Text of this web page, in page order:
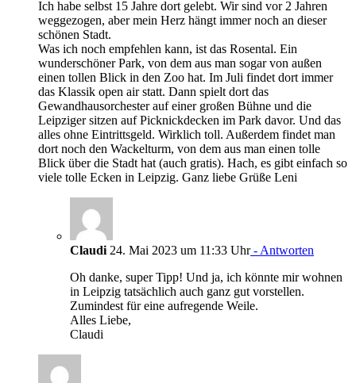
Ich habe selbst 15 Jahre dort gelebt. Wir sind vor 2 Jahren
weggezogen, aber mein Herz hängt immer noch an dieser
schönen Stadt.
Was ich noch empfehlen kann, ist das Rosental. Ein
wunderschöner Park, von dem aus man sogar von außen
einen tollen Blick in den Zoo hat. Im Juli findet dort immer
das Klassik open air statt. Dann spielt dort das
Gewandhausorchester auf einer großen Bühne und die
Leipziger sitzen auf Picknickdecken im Park davor. Und das
alles ohne Eintrittsgeld. Wirklich toll. Außerdem findet man
dort noch den Wackelturm, von dem aus man einen tolle
Blick über die Stadt hat (auch gratis). Hach, es gibt einfach so
viele tolle Ecken in Leipzig. Ganz liebe Grüße Leni
Claudi 24. Mai 2023 um 11:33 Uhr- Antworten
Oh danke, super Tipp! Und ja, ich könnte mir wohnen
in Leipzig tatsächlich auch ganz gut vorstellen.
Zumindest für eine aufregende Weile.
Alles Liebe,
Claudi